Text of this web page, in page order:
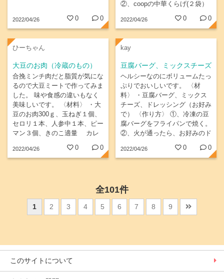
2022/04/26 0 0
②、coopの中華くらげ(２袋）
2022/04/26 0 0
ひーちゃん
大豆のお肉（冷蔵のもの）
合挽ミンチ肉だと脂質が気にな
るので大豆ミートで作ってみま
した。 味や食感の違いもなく
美味しいです。 〈材料〉 ・大
豆のお肉300ｇ、玉ねぎ１個、
セロリ１本、人参中１本、ピー
マン３個、きのこ適量 カレ
ールー3片ほど、ズッキーニ1/2
本、好きな野菜適量、生姜・に
2022/04/26 0 0
kay
豆腐バーグ、ミックスチーズ
ヘルシーなのにボリュームたっ
ぷりでおいしいです。 〈材
料〉 ・豆腐バーグ、ミックス
チーズ、ドレッシング（お好み
で） 〈作り方〉 ①、冷凍の豆
腐バーグをフライパンで焼く。
②、火が通ったら、お好みのド
レッシングをかける。 ③、ミ
ックスチーズをふりかけ、フラ
り。
2022/04/26 0 0
全101件
1 2 3 4 5 6 7 8 9
このサイトについて